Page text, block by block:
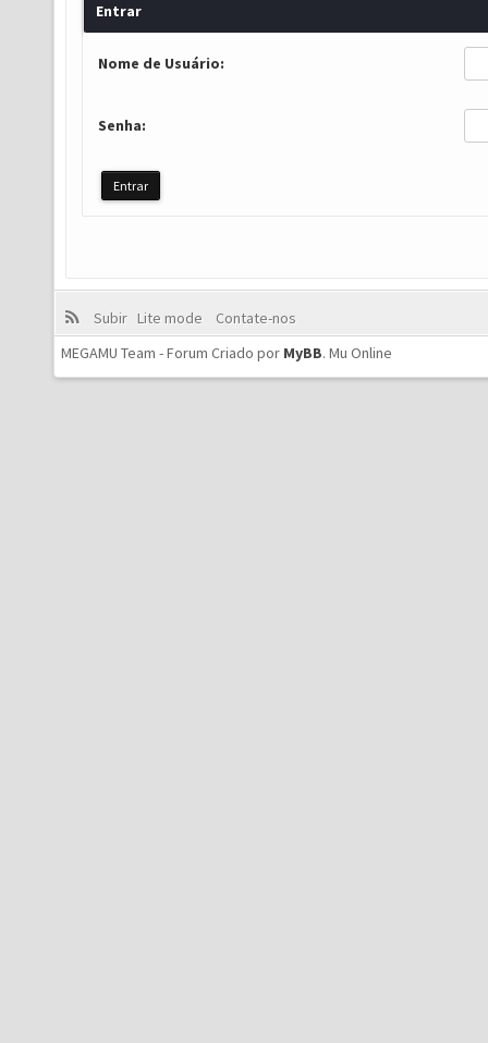
Entrar
Nome de Usuário:
Senha:
Subir Lite mode
Contate-nos
MEGAMU Team - Forum Criado por MyBB. Mu Online